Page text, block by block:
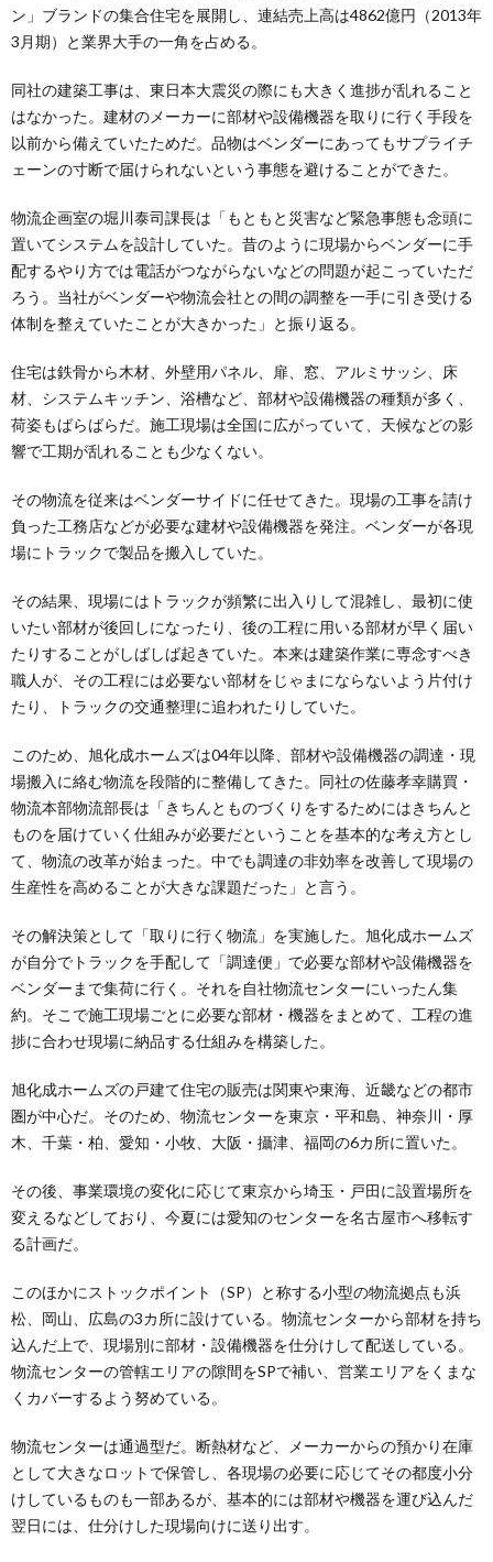
ン」ブランドの集合住宅を展開し、連結売上高は4862億円（2013年
3月期）と業界大手の一角を占める。
同社の建築工事は、東日本大震災の際にも大きく進捗が乱れること
はなかった。建材のメーカーに部材や設備機器を取りに行く手段を
以前から備えていたためだ。品物はベンダーにあってもサプライチ
ェーンの寸断で届けられないという事態を避けることができた。
物流企画室の堀川泰司課長は「もともと災害など緊急事態も念頭に
置いてシステムを設計していた。昔のように現場からベンダーに手
配するやり方では電話がつながらないなどの問題が起こっていただ
ろう。当社がベンダーや物流会社との間の調整を一手に引き受ける
体制を整えていたことが大きかった」と振り返る。
住宅は鉄骨から木材、外壁用パネル、扉、窓、アルミサッシ、床
材、システムキッチン、浴槽など、部材や設備機器の種類が多く、
荷姿もばらばらだ。施工現場は全国に広がっていて、天候などの影
響で工期が乱れることも少なくない。
その物流を従来はベンダーサイドに任せてきた。現場の工事を請け
負った工務店などが必要な建材や設備機器を発注。ベンダーが各現
場にトラックで製品を搬入していた。
その結果、現場にはトラックが頻繁に出入りして混雑し、最初に使
いたい部材が後回しになったり、後の工程に用いる部材が早く届い
たりすることがしばしば起きていた。本来は建築作業に専念すべき
職人が、その工程には必要ない部材をじゃまにならないよう片付け
たり、トラックの交通整理に追われたりしていた。
このため、旭化成ホームズは04年以降、部材や設備機器の調達・現
場搬入に絡む物流を段階的に整備してきた。同社の佐藤孝幸購買・
物流本部物流部長は「きちんとものづくりをするためにはきちんと
ものを届けていく仕組みが必要だということを基本的な考え方とし
て、物流の改革が始まった。中でも調達の非効率を改善して現場の
生産性を高めることが大きな課題だった」と言う。
その解決策として「取りに行く物流」を実施した。旭化成ホームズ
が自分でトラックを手配して「調達便」で必要な部材や設備機器を
ベンダーまで集荷に行く。それを自社物流センターにいったん集
約。そこで施工現場ごとに必要な部材・機器をまとめて、工程の進
捗に合わせ現場に納品する仕組みを構築した。
旭化成ホームズの戸建て住宅の販売は関東や東海、近畿などの都市
圏が中心だ。そのため、物流センターを東京・平和島、神奈川・厚
木、千葉・柏、愛知・小牧、大阪・攝津、福岡の6カ所に置いた。
その後、事業環境の変化に応じて東京から埼玉・戸田に設置場所を
変えるなどしており、今夏には愛知のセンターを名古屋市へ移転す
る計画だ。
このほかにストックポイント（SP）と称する小型の物流拠点も浜
松、岡山、広島の3カ所に設けている。物流センターから部材を持ち
込んだ上で、現場別に部材・設備機器を仕分けして配送している。
物流センターの管轄エリアの隙間をSPで補い、営業エリアをくまな
くカバーするよう努めている。
物流センターは通過型だ。断熱材など、メーカーからの預かり在庫
として大きなロットで保管し、各現場の必要に応じてその都度小分
けしているものも一部あるが、基本的には部材や機器を運び込んだ
翌日には、仕分けした現場向けに送り出す。